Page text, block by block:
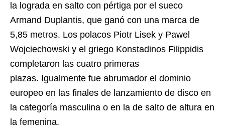
la lograda en salto con pértiga por el sueco
Armand Duplantis, que ganó con una marca de
5,85 metros. Los polacos Piotr Lisek y Pawel
Wojciechowski y el griego Konstadinos Filippidis
completaron las cuatro primeras
plazas. Igualmente fue abrumador el dominio
europeo en las finales de lanzamiento de disco en
la categoría masculina o en la de salto de altura en
la femenina.